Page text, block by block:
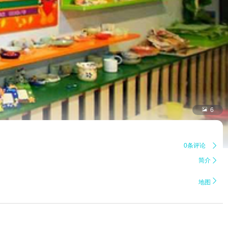
 6
0条评论 
简介 
地图 